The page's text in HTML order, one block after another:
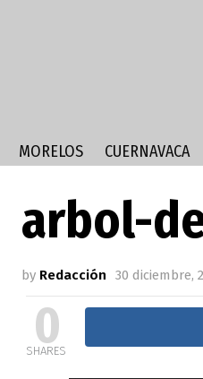
MORELOS CUERNAVACA
arbol-
by Redacción 30 diciembre,
0
SHARES